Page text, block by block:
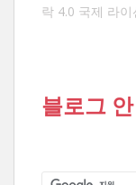
락 4.0 국제 라이
블로그